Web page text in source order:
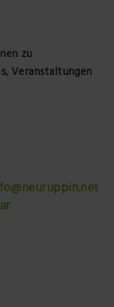
zu
Veranstaltungen